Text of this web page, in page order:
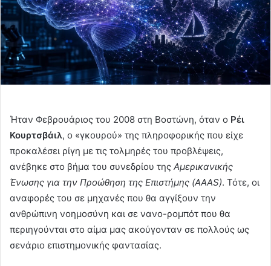
Ήταν Φεβρουάριος του 2008 στη Βοστώνη, όταν ο Ρέι
Κουρτσβάιλ, ο «γκουρού» της πληροφορικής που είχε
προκαλέσει ρίγη με τις τολμηρές του προβλέψεις,
ανέβηκε στο βήμα του συνεδρίου της Αμερικανικής
Ένωσης για την Προώθηση της Επιστήμης (AAAS). Τότε, οι
αναφορές του σε μηχανές που θα αγγίξουν την
ανθρώπινη νοημοσύνη και σε νανο-ρομπότ που θα
περιηγούνται στο αίμα μας ακούγονταν σε πολλούς ως
σενάριο επιστημονικής φαντασίας.